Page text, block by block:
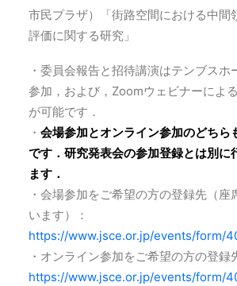
市民プラザ）「街路空間における中間
評価に関する研究」
・委員会報告と招待講演はテンブスホ
参加，および，Zoomウェビナーによ
が可能です．
・ 会場参加とオンライン参加のどちら
です．研究発表会の参加登録とは別に
ます．
・会場参加をご希望の方の登録先（座
います）：
https://www.jsce.or.jp/events/form/
・オンライン参加をご希望の方の登録
https://www.jsce.or.jp/events/form/